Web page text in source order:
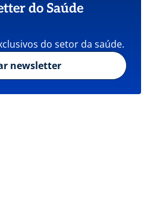
do Saúde
do setor da saúde.
newsletter